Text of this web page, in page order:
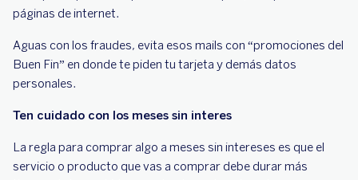
páginas de internet.
Aguas con los fraudes, evita esos mails con “promociones del
Buen Fin” en donde te piden tu tarjeta y demás datos
personales.
Ten cuidado con los meses sin interes
La regla para comprar algo a meses sin intereses es que el
servicio o producto que vas a comprar debe durar más